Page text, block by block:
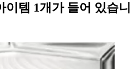
이템 1개가 들어 있습니